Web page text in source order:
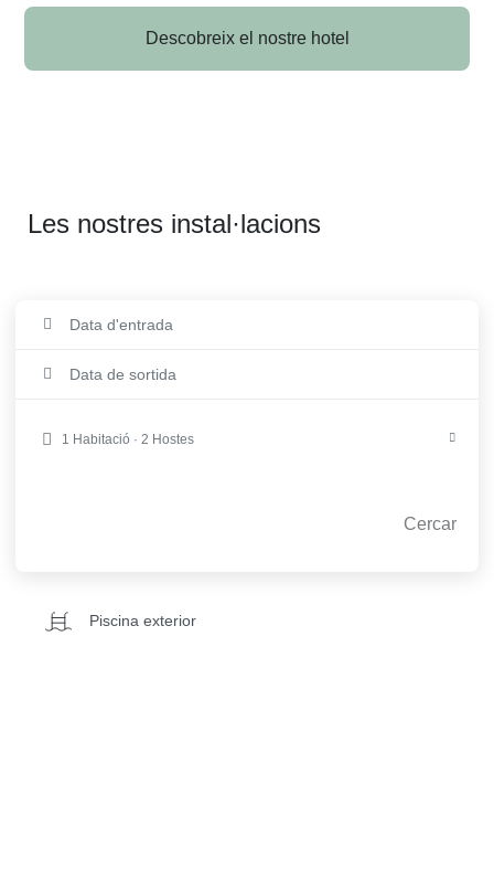
Data d'entrada
Data de sortida
1 Habitació · 2 Hostes
Cercar
Descobreix el nostre hotel
Les nostres instal·lacions
Sauna
Gimnàs
Piscina exterior